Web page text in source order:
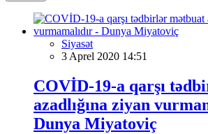
Siyasət
3 Aprel 2020 14:51
COVİD-19-a qarşı
azadlığına ziyan
Dunya Miyatoviç